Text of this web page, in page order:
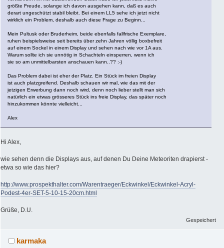
größte Freude, solange ich davon ausgehen kann, daß es auch
derart ungeschützt stabil bleibt. Bei einem LL5 sehe ich jetzt nicht
wirklich ein Problem, deshalb auch diese Frage zu Beginn...
Mein Pultusk oder Bruderheim, beide ebenfalls fallfrische Exemplare,
ruhen beispielsweise seit bereits über zehn Jahren völlig boxbefreit
auf einem Sockel in einem Display und sehen nach wie vor 1A aus.
Warum sollte ich sie unnötig in Schachteln einsperren, wenn ich
sie so am unmittelbarsten anschauen kann..?? :-)
Das Problem dabei ist eher der Platz. Ein Stück im freien Display
ist auch platzgreifend. Deshalb schauen wir mal, wie das mit der
jetzigen Erwerbung dann noch wird, denn noch lieber stellt man sich
natürlich ein etwas grösseres Stück ins freie Display, das später noch
hinzukommen könnte vielleicht...
Alex
Hi Alex,
wie sehen denn die Displays aus, auf denen Du Deine Meteoriten drapierst -
etwa so wie das hier?
http://www.prospekthalter.com/Warentraeger/Eckwinkel/Eckwinkel-Acryl-
Podest-4er-SET-5-10-15-20cm.html
Grüße, D.U.
Gespeichert
karmaka